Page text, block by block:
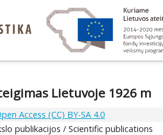
Lietuvoje 1926 m
Access (CC) BY-SA 4.0
publikacijos / Scientific publications